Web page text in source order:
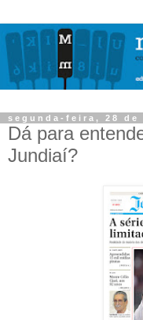
segunda-feira, 28 de
Dá para
Jundiaí?